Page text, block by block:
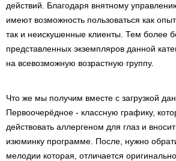
действий. Благодаря внятному
имеют возможность пользоваться как
так и неискушенные клиенты. Тем более
представленных экземпляров данной
на всевозможную возрастную группу.
Что же мы получим вместе с загрузкой
Первоочерёдное - классную графику,
действовать аллергеном для глаз и
изюминку программе. После, нужно
мелодии которая, отличается